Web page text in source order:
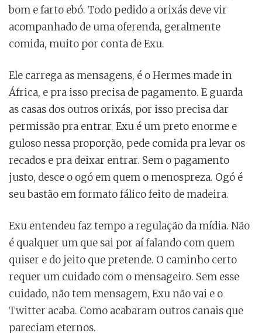
bom e farto ebó. Todo pedido a orixás deve vir
acompanhado de uma oferenda, geralmente
comida, muito por conta de Exu.
Ele carrega as mensagens, é o Hermes made in
África, e pra isso precisa de pagamento. E guarda
as casas dos outros orixás, por isso precisa dar
permissão pra entrar. Exu é um preto enorme e
guloso nessa proporção, pede comida pra levar os
recados e pra deixar entrar. Sem o pagamento
justo, desce o ogó em quem o menospreza. Ogó é
seu bastão em formato fálico feito de madeira.
Exu entendeu faz tempo a regulação da mídia. Não
é qualquer um que sai por aí falando com quem
quiser e do jeito que pretende. O caminho certo
requer um cuidado com o mensageiro. Sem esse
cuidado, não tem mensagem, Exu não vai e o
Twitter acaba. Como acabaram outros canais que
pareciam eternos.